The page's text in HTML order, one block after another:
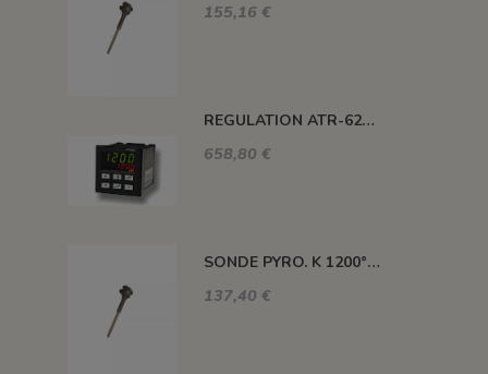
155,16 €
REGULATION ATR-621 13 ABC-T
658,80 €
SONDE PYRO. K 1200° 220MM AVEC TETE
137,40 €